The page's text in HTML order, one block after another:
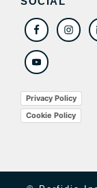
Privacy Policy
Cookie Policy